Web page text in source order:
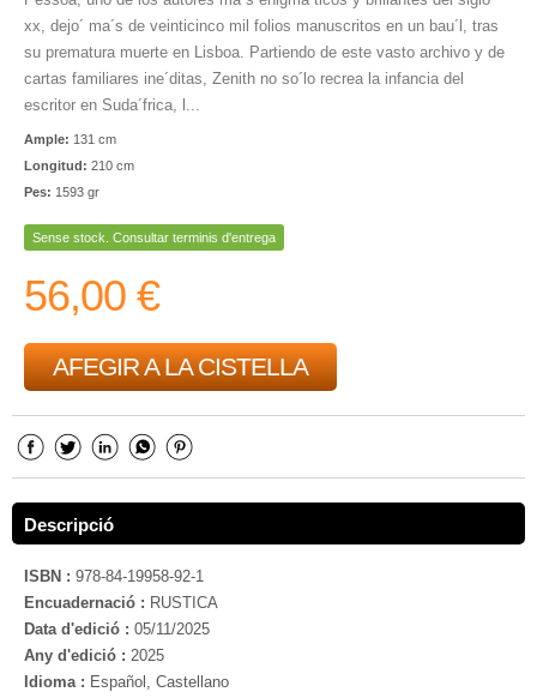
xx, dejo´ ma´s de veinticinco mil folios manuscritos en un bau´l, tras
su prematura muerte en Lisboa. Partiendo de este vasto archivo y de
cartas familiares ine´ditas, Zenith no so´lo recrea la infancia del
escritor en Suda´frica, l...
Ample: 131 cm
Longitud: 210 cm
Pes: 1593 gr
Sense stock. Consultar terminis d'entrega
56,00 €
AFEGIR A LA CISTELLA
Descripció
ISBN : 978-84-19958-92-1
Encuadernació : RUSTICA
Data d'edició : 05/11/2025
Any d'edició : 2025
Idioma : Español, Castellano